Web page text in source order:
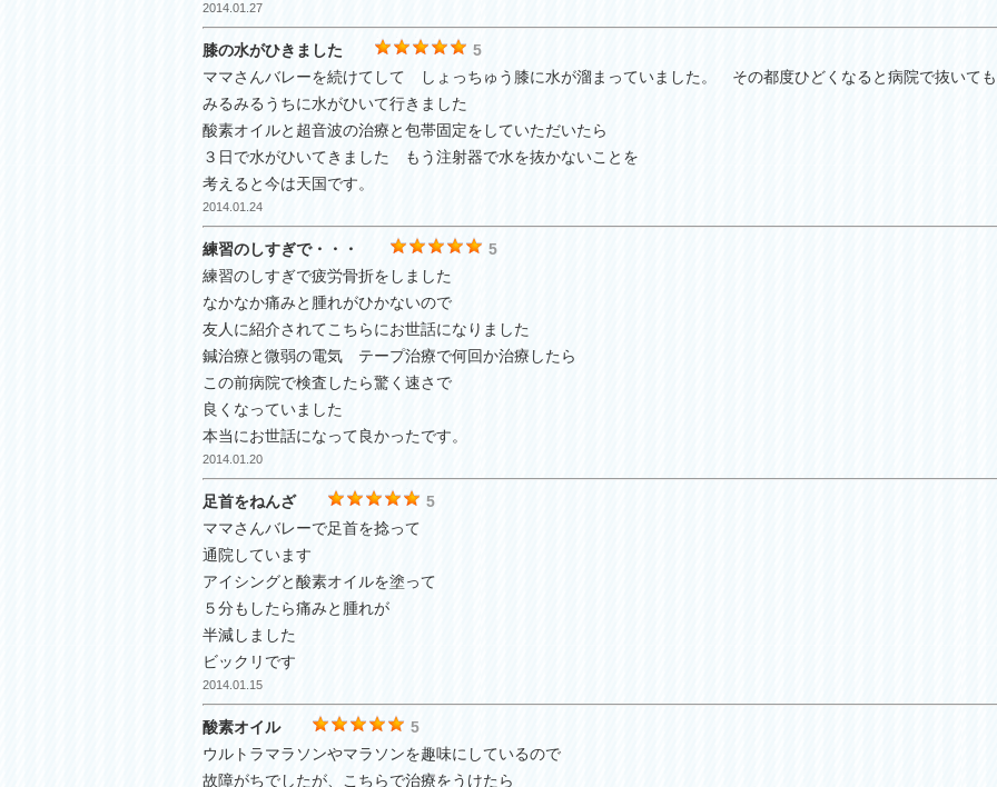
2014.01.27
膝の水がひきました
5
ママさんバレーを続けてして しょっちゅう膝に水が溜まっていました。 その都度ひどくなると病院で抜いて
みるみるうちに水がひいて行きました
酸素オイルと超音波の治療と包帯固定をしていただいたら
３日で水がひいてきました もう注射器で水を抜かないことを
考えると今は天国です。
2014.01.24
練習のしすぎで・・・
5
練習のしすぎで疲労骨折をしました
なかなか痛みと腫れがひかないので
友人に紹介されてこちらにお世話になりました
鍼治療と微弱の電気 テープ治療で何回か治療したら
この前病院で検査したら驚く速さで
良くなっていました
本当にお世話になって良かったです。
2014.01.20
足首をねんざ
5
ママさんバレーで足首を捻って
通院しています
アイシングと酸素オイルを塗って
５分もしたら痛みと腫れが
半減しました
ビックリです
2014.01.15
酸素オイル
5
ウルトラマラソンやマラソンを趣味にしているので
故障がちでしたが、こちらで治療をうけたら